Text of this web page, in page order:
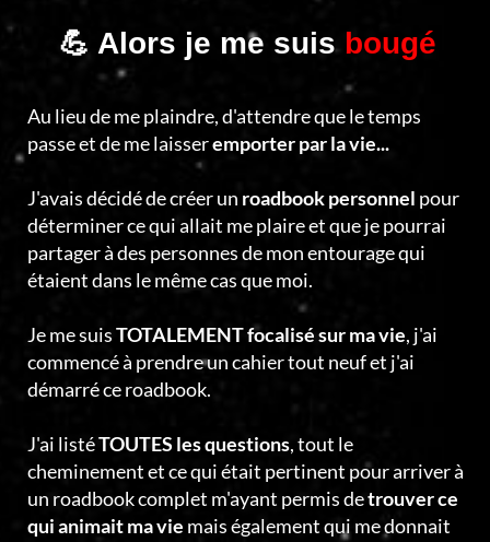
💪 Alors je me suis bougé
Au lieu de me plaindre, d'attendre que le temps
passe et de me laisseremporter par la vie...
J'avais décidé de créer un roadbook personnel pour
déterminer ce qui allait me plaire et que je pourrai
partager à des personnes de mon entourage qui
étaient dans le même cas que moi.
Je me suisTOTALEMENT focalisé sur ma vie, j'ai
commencé à prendre un cahier tout neuf et j'ai
démarré ce roadbook.
J'ai listéTOUTES les questions, tout le
cheminement et ce qui était pertinent pour arriver à
un roadbook complet m'ayant permis detrouver ce
qui animait ma vie mais également qui me donnait